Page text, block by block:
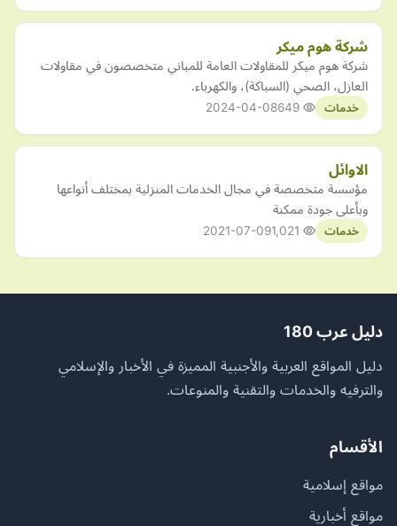
شركة هوم ميكر
شركة هوم ميكر للمقاولات العامة للمباني متخصصون في مقاولات
العازل، الصحي (السباكة)، والكهرباء.
خدمات 2024-04-08
الاوائل
مؤسسة متخصصة في مجال الخدمات المنزلية بمختلف أنواعها
وبأعلى جودة ممكنة
خدمات 2021-07-09
دليل عرب 180
دليل المواقع العربية والأجنبية المميزة في الأخبار والإسلامي
والترفيه والخدمات والتقنية والمنوعات.
الأقسام
مواقع إسلامية
مواقع أخبارية